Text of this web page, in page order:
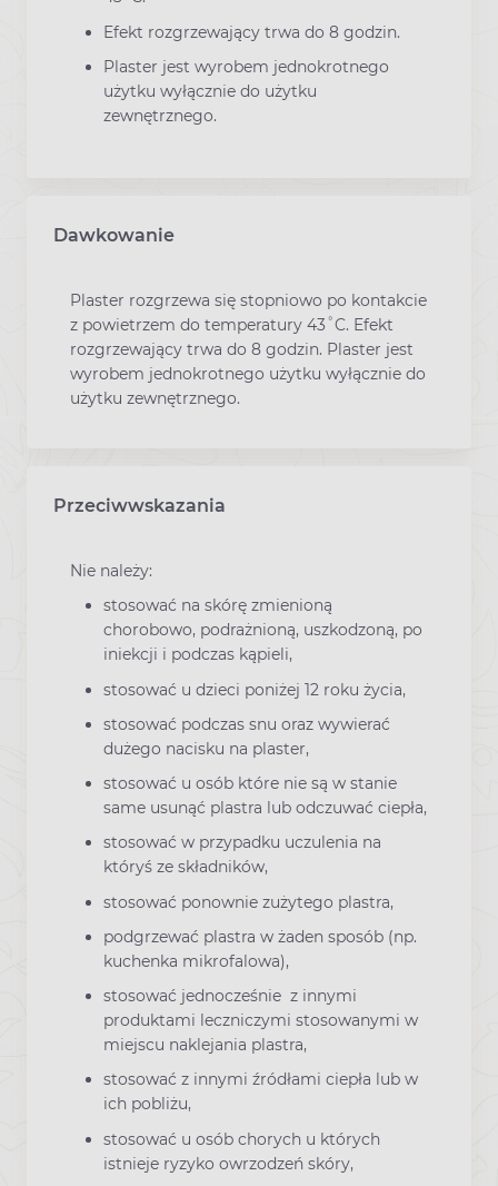
Efekt rozgrzewający trwa do 8 godzin.
Plaster jest wyrobem jednokrotnego
użytku wyłącznie do użytku
zewnętrznego.
Dawkowanie
Plaster rozgrzewa się stopniowo po kontakcie
z powietrzem do temperatury 43˚C. Efekt
rozgrzewający trwa do 8 godzin. Plaster jest
wyrobem jednokrotnego użytku wyłącznie do
użytku zewnętrznego.
Przeciwwskazania
Nie należy:
stosować na skórę zmienioną
chorobowo, podrażnioną, uszkodzoną, po
iniekcji i podczas kąpieli,
stosować u dzieci poniżej 12 roku życia,
stosować podczas snu oraz wywierać
dużego nacisku na plaster,
stosować u osób które nie są w stanie
same usunąć plastra lub odczuwać ciepła,
stosować w przypadku uczulenia na
któryś ze składników,
stosować ponownie zużytego plastra,
podgrzewać plastra w żaden sposób (np.
kuchenka mikrofalowa),
stosować jednocześnie z innymi
produktami leczniczymi stosowanymi w
miejscu naklejania plastra,
stosować z innymi źródłami ciepła lub w
ich pobliżu,
stosować u osób chorych u których
istnieje ryzyko owrzodzeń skóry,